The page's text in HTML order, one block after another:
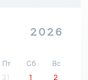
2026
Пт Сб
Вс
31 1
2